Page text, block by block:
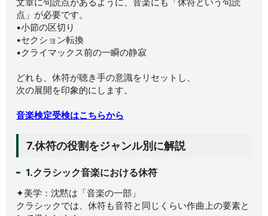
点」が必要です。
•小節の区切り
•セクション転換
•クライマックス前の一瞬の静寂
どれも、休符が聴き手の意識をリセットし、
次の展開を印象的にします。
音楽検定受検はこちらから
7.休符の役割をジャンル別に解説
1.クラシック音楽における休符
✦美学：沈黙は「音楽の一部」
クラシックでは、休符も音符と同じくらい作曲上の要素と